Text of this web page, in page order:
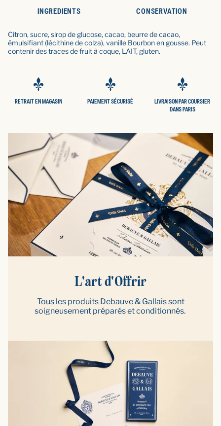
INGREDIENTS CONSERVATION
Citron, sucre, sirop de glucose, cacao, beurre de cacao,
émulsifiant (lécithine de colza), vanille Bourbon en gousse. Peut
contenir des traces de fruit à coque, LAIT, gluten.
RETRAIT EN MAGASIN PAIEMENT SÉCURISÉ
LIVRAISON PAR COURSIER
DANS PARIS
L'art d'Offrir
Tous les produits Debauve & Gallais sont
soigneusement préparés et conditionnés.